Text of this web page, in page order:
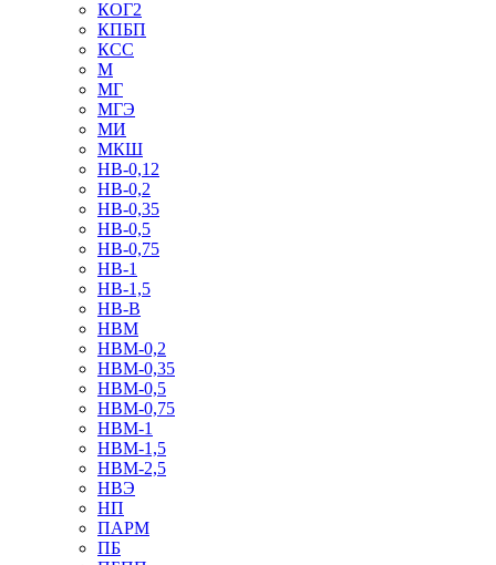
КОГ2
КПБП
КСС
М
МГ
МГЭ
МИ
МКШ
НВ-0,12
НВ-0,2
НВ-0,35
НВ-0,5
НВ-0,75
НВ-1
НВ-1,5
НВ-В
НВМ
НВМ-0,2
НВМ-0,35
НВМ-0,5
НВМ-0,75
НВМ-1
НВМ-1,5
НВМ-2,5
НВЭ
НП
ПАРМ
ПБ